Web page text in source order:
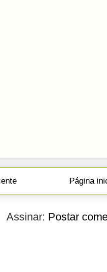
Página
Assinar: Postar